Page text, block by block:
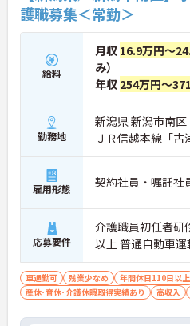
護職募集＜常勤＞
給料
月収 16.9万円～
み）
年収 254万円～
勤務地
新潟県 新潟市南
ＪＲ信越本線「
雇用形態 契約社員・嘱託社
応募要件
介護職員初任者研
以上 普通自動車運
車通勤可 残業少なめ 年間休日110日以上
産休･育休･介護休暇取得実績あり
高収入